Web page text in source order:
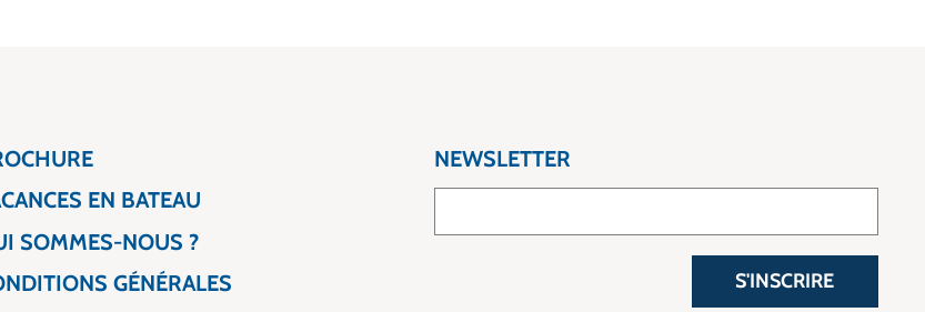
EN BATEAU
SOMMES-NOUS ?
GÉNÉRALES
NEWSLETTER
S'INSCRIRE